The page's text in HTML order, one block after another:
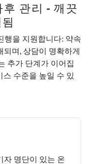
관리 - 깨끗
행을 지원합니다: 약속
되며, 상담이 명확하게
추가 단계가 이어집
스 수준을 높일 수 있
자 명단이 있는 온